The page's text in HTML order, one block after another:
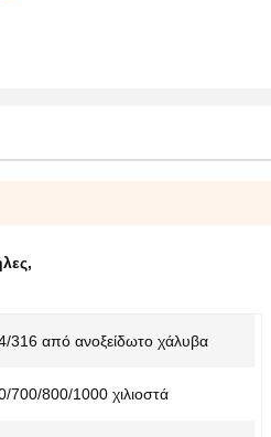
,
316 από ανοξείδωτο χάλυβα
700/800/1000 χιλιοστά